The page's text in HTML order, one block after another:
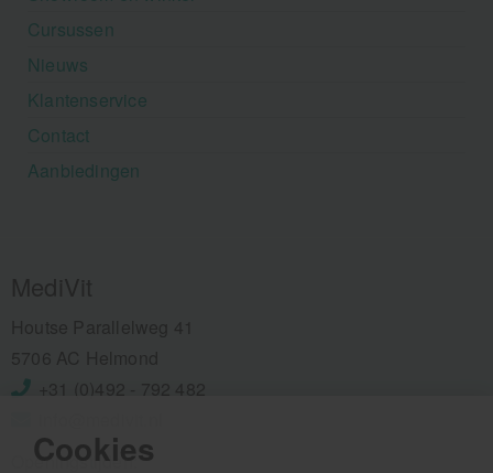
Cookies
Cursussen
Nieuws
Klantenservice
Contact
Aanbiedingen
Openingstijden: